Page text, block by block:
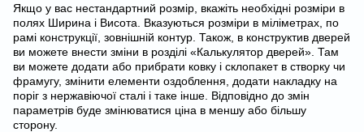
Якщо у вас нестандартний розмір, вкажіть необхідні розміри в
полях Ширина і Висота. Вказуються розміри в міліметрах, по
рамі конструкції, зовнішній контур. Також, в конструктив дверей
ви можете внести зміни в розділі «Калькулятор дверей». Там
ви можете додати або прибрати ковку і склопакет в створку чи
фрамугу, змінити елементи оздоблення, додати накладку на
поріг з нержавіючої сталі і таке інше. Відповідно до змін
параметрів буде змінюватися ціна в меншу або більшу
сторону.